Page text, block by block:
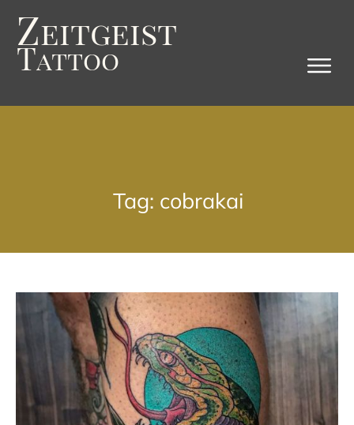
Zeitgeist
Tattoo
Tag: cobrakai